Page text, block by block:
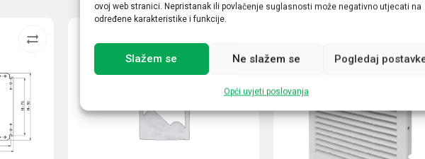
ovoj web stranici. Nepristanak ili povlačenje suglasnosti može negativno utjecati na
određene karakteristike i funkcije.
Slažem se Ne slažem se Pogledaj
Opći uvjeti poslovanja